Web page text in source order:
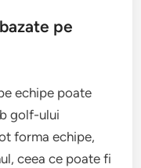
pe
echipe poate
golf-ului
forma echipe,
ceea ce poate fi